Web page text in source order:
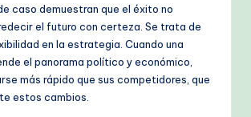
caso demuestran que el éxito no
el futuro con certeza. Se trata de
en la estrategia. Cuando una
el panorama político y económico,
más rápido que sus competidores, que
estos cambios.